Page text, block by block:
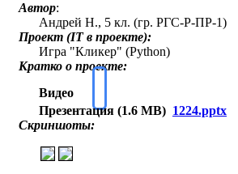
Автор:
Андрей Н., 5 кл. (гр. РГС-Р-ПР-1)
Проект (IT в проекте):
Игра "Кликер" (Python)
Кратко о проекте:
Видео
Презентация (1.6 MB) 1224.pptx
Скриншоты: